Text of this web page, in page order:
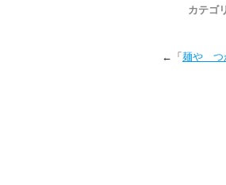
カテゴ
←「 麺や つ